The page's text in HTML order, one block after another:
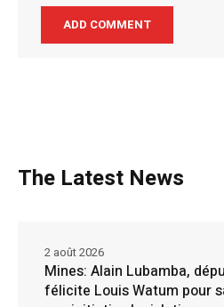
The Latest News
Mines: Alain Lubamba,
félicite Louis Watum pour
2 août 2026